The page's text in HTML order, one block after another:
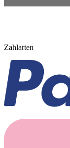
Zahlarten